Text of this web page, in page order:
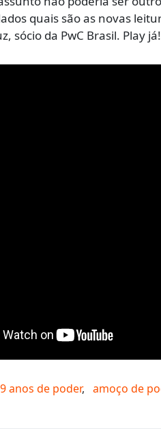
quais são as novas
sócio da PwC Brasil. Play já!
9 anos de poder, amoço de